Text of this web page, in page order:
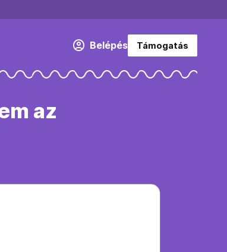
Belépés Támogatás
az